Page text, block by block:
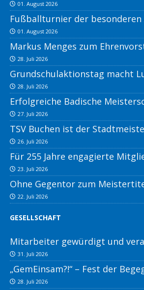
01. August 2026
Fußballturnier der besonderen
01. August 2026
Markus Menges zum
28. Juli 2026
Grundschulaktionstag macht
28. Juli 2026
Erfolgreiche Badische
27. Juli 2026
TSV Buchen ist der
26. Juli 2026
Für 255 Jahre engagierte
23. Juli 2026
Ohne Gegentor zum
22. Juli 2026
GESELLSCHAFT
Mitarbeiter gewürdigt und
31. Juli 2026
„GemEinsam?!“ – Fest der
28. Juli 2026